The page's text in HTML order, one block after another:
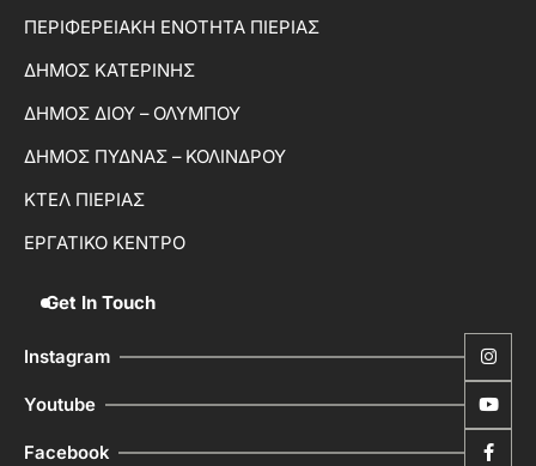
ΠΕΡΙΦΕΡΕΙΑΚΗ ΕΝΟΤΗΤΑ ΠΙΕΡΙΑΣ
ΔΗΜΟΣ ΚΑΤΕΡΙΝΗΣ
ΔΗΜΟΣ ΔΙΟΥ – ΟΛΥΜΠΟΥ
ΔΗΜΟΣ ΠΥΔΝΑΣ – ΚΟΛΙΝΔΡΟΥ
ΚΤΕΛ ΠΙΕΡΙΑΣ
ΕΡΓΑΤΙΚΟ ΚΕΝΤΡΟ
Get In Touch
Instagram
Youtube
Facebook